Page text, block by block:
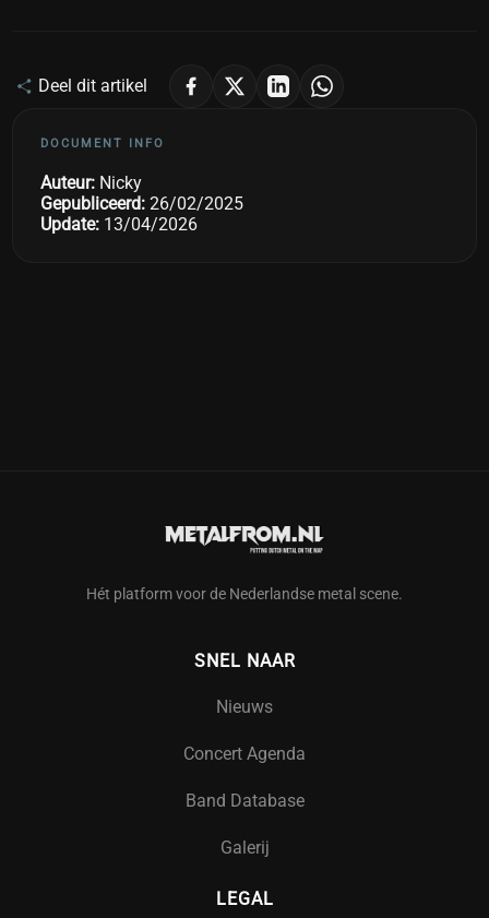
Deel dit artikel
DOCUMENT INFO
Auteur: Nicky
Gepubliceerd: 26/02/2025
Update: 13/04/2026
Hét platform voor de Nederlandse metal scene.
SNEL NAAR
Nieuws
Concert Agenda
Band Database
Galerij
LEGAL